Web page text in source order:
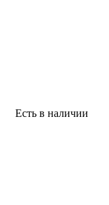
Есть в наличии